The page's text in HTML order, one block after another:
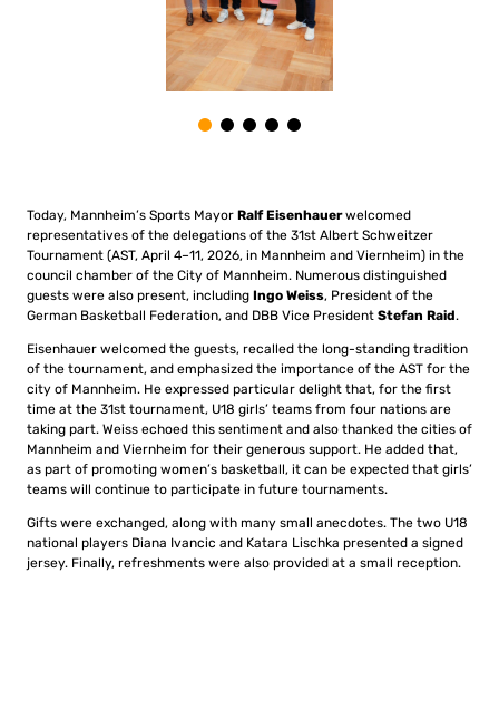
Today, Mannheim’s Sports Mayor Ralf Eisenhauerwelcomed
representatives of the delegations of the 31st Albert Schweitzer
Tournament (AST, April 4–11, 2026, in Mannheim and Viernheim) in the
council chamber of the City of Mannheim. Numerous distinguished
guests were also present, including Ingo Weiss, President of the
German Basketball Federation, and DBB Vice President Stefan Raid.
Eisenhauer welcomed the guests, recalled the long-standing tradition
of the tournament, and emphasized the importance of the AST for the
city of Mannheim. He expressed particular delight that, for the first
time at the 31st tournament, U18 girls’ teams from four nations are
taking part. Weiss echoed this sentiment and also thanked the cities of
Mannheim and Viernheim for their generous support. He added that,
as part of promoting women’s basketball, it can be expected that girls’
teams will continue to participate in future tournaments.
Gifts were exchanged, along with many small anecdotes. The two U18
national players Diana Ivancic and Katara Lischka presented a signed
jersey. Finally, refreshments were also provided at a small reception.